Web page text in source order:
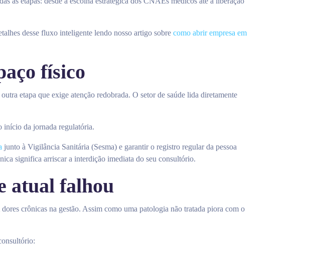
desse fluxo inteligente lendo nosso artigo sobre como abrir empresa em
físico
etapa que exige atenção redobrada. O setor de saúde lida diretamente
início da jornada regulatória.
junto à Vigilância Sanitária (Sesma) e garantir o registro regular da pessoa
significa arriscar a interdição imediata do seu consultório.
atual falhou
crônicas na gestão. Assim como uma patologia não tratada piora com o